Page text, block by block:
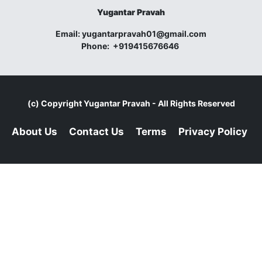
Yugantar Pravah
Email:yugantarpravah01@gmail.com
Phone: +919415676646
(c) CopyrightYugantar Pravah - All Rights Reserved
About Us Contact Us Terms Privacy Policy